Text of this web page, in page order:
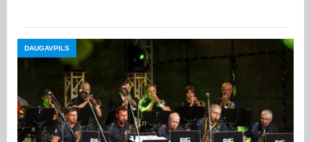
DAUGAVPILS